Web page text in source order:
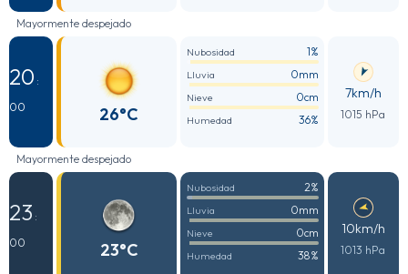
Mayormente despejado
20 :
00
26°C
Nubosidad 1%
Lluvia 0mm
Nieve 0cm
Humedad 36%
7km/h
1015 hPa
Mayormente despejado
23 :
00
23°C
Nubosidad 2%
Lluvia 0mm
Nieve 0cm
Humedad 38%
10km/h
1013 hPa